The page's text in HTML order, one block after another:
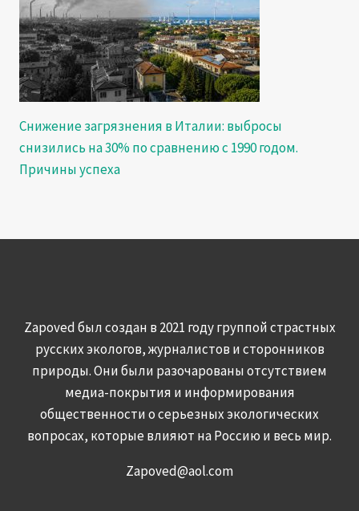
Снижение загрязнения в Италии: выбросы
снизились на 30% по сравнению с 1990 годом.
Причины успеха
Zapoved был создан в 2021 году группой страстных
русских экологов, журналистов и сторонников
природы. Они были разочарованы отсутствием
медиа-покрытия и информирования
общественности о серьезных экологических
вопросах, которые влияют на Россию и весь мир.
Zapoved@aol.com